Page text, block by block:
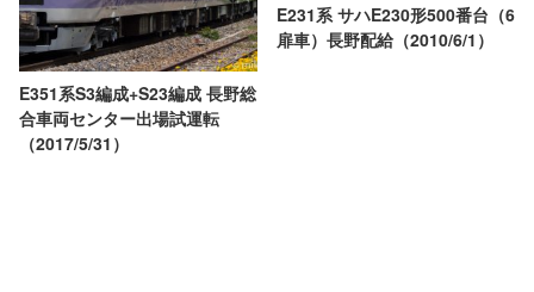
E351系S3編成+S23編成 長野総
合車両センター出場試運転
（2017/5/31）
E231系 サハE230形500番台（6
扉車）長野配給（2010/6/1）